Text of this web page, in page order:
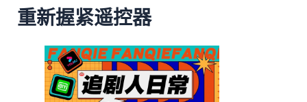
重新握紧遥控器